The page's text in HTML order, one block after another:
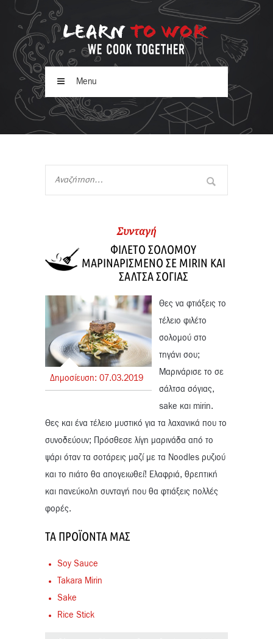
Menu
Συνταγή
ΦΙΛΕΤΟ ΣΟΛΟΜΟΥ
ΜΑΡΙΝΑΡΙΣΜΕΝΟ ΣΕ MIRIN ΚΑΙ
ΣΑΛΤΣΑ ΣΟΓΙΑΣ
Δημοσίευση: 07.03.2019
Θες να φτιάξεις το
τέλειο φιλέτο
σολομού στο
τηγάνι σου;
Μαρινάρισε το σε
σάλτσα σόγιας,
sake και mirin.
Θες και ένα τέλειο μυστικό για τα λαχανικά που το
συνοδεύουν; Πρόσθεσε λίγη μαρινάδα από το
ψάρι όταν τα σοτάρεις μαζί με τα Noodles ρυζιού
και το πιάτο θα απογειωθεί! Ελαφριά, θρεπτική
και πανεύκολη συνταγή που θα φτιάξεις πολλές
φορές.
ΤΑ ΠΡΟΪΌΝΤΑ ΜΑΣ
Soy Sauce
Takara Mirin
Sake
Rice Stick